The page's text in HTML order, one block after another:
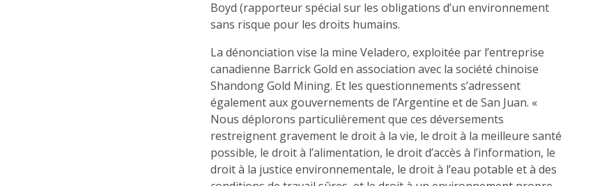
Boyd (rapporteur spécial sur les obligations d’un environnement
sans risque pour les droits humains.
La dénonciation vise la mine Veladero, exploitée par l’entreprise
canadienne Barrick Gold en association avec la société chinoise
Shandong Gold Mining. Et les questionnements s’adressent
également aux gouvernements de l’Argentine et de San Juan. «
Nous déplorons particulièrement que ces déversements
restreignent gravement le droit à la vie, le droit à la meilleure santé
possible, le droit à l’alimentation, le droit d’accès à l’information, le
droit à la justice environnementale, le droit à l’eau potable et à des